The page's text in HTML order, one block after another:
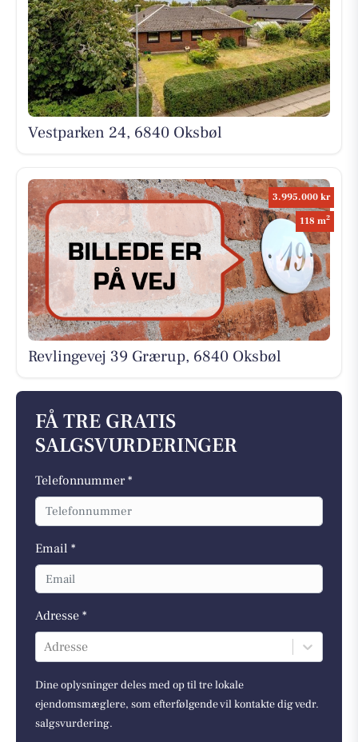
Vestparken 24, 6840 Oksbøl
3.995.000 kr
118 m2
Revlingevej 39 Grærup, 6840 Oksbøl
FÅ TRE GRATIS
SALGSVURDERINGER
Telefonnummer *
Email *
Adresse *
Adresse
Dine oplysninger deles med op til tre lokale
ejendomsmæglere, som efterfølgende vil kontakte dig vedr.
salgsvurdering.